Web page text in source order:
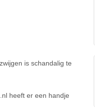
is schandalig te
heeft er een handje